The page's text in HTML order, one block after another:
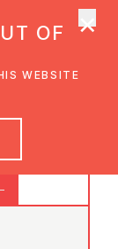
OF
WEBSITE
×